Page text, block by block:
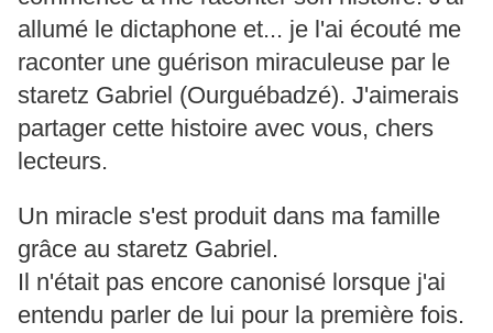
allumé le dictaphone et... je l'ai écouté me
raconter une guérison miraculeuse par le
staretz Gabriel (Ourguébadzé). J'aimerais
partager cette histoire avec vous, chers
lecteurs.
Un miracle s'est produit dans ma famille
grâce au staretz Gabriel.
Il n'était pas encore canonisé lorsque j'ai
entendu parler de lui pour la première fois.